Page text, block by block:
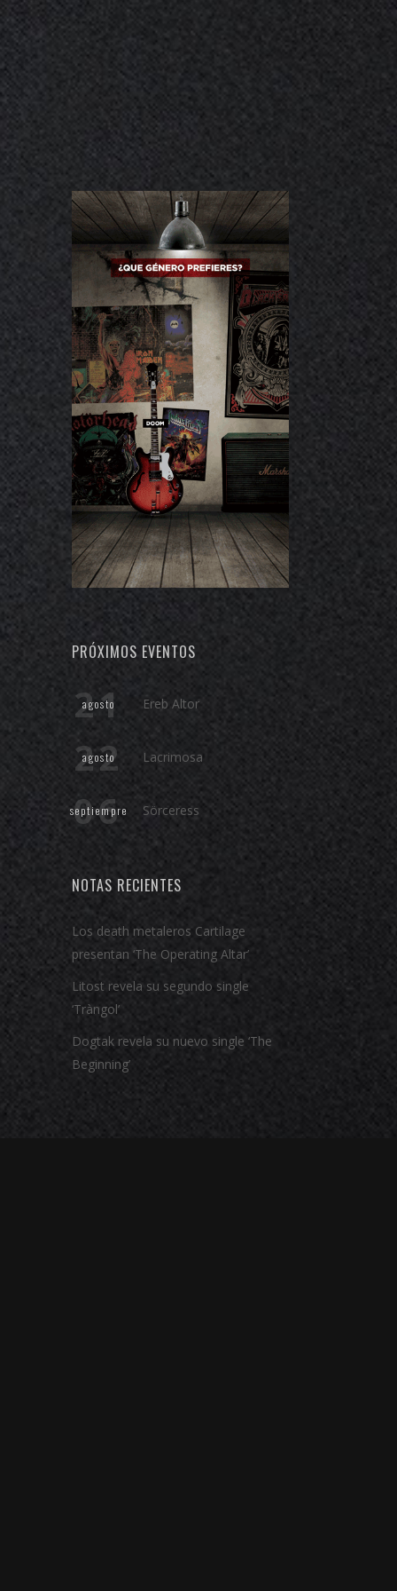
PRÓXIMOS EVENTOS
21
agosto Ereb Altor
22
agosto Lacrimosa
06
septiempre Sörceress
NOTAS RECIENTES
Los death metaleros Cartilage
presentan ‘The Operating Altar’
Litost revela su segundo single
‘Tràngol’
Dogtak revela su nuevo single ‘The
Beginning’